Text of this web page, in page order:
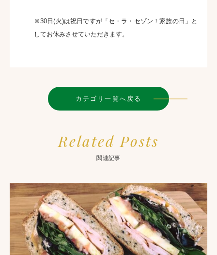
※30日(火)は祝日ですが「セ・ラ・セゾン！家族の日」と
してお休みさせていただきます。
カテゴリ一覧へ戻る
Related Posts
関連記事